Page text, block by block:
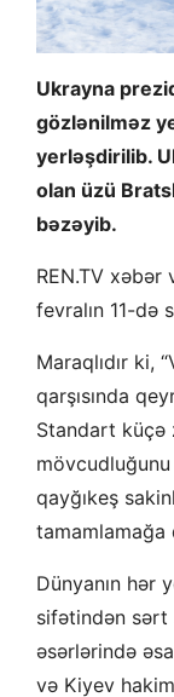
Ukrayna
gözlənilməz
yerləşdirilib.
olan üzü
bəzəyib.
REN.TV
fevralın 11-də
Maraqlıdır ki,
qarşısında
Standart küçə
qayğıkeş
tamamlamağa
Dünyanın hər
sifətindən sərt
əsərlərində
və Kiyev